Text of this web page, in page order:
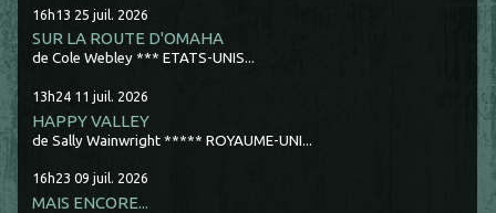
16h13 25 juil. 2026
SUR LA ROUTE D'OMAHA
de Cole Webley *** ETATS-UNIS...
13h24 11 juil. 2026
HAPPY VALLEY
de Sally Wainwright ***** ROYAUME-UNI...
16h23 09 juil. 2026
MAIS ENCORE...